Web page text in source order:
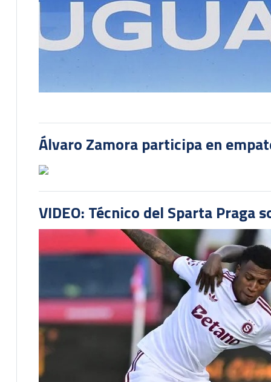
Álvaro Zamora participa en
VIDEO: Técnico del Sparta